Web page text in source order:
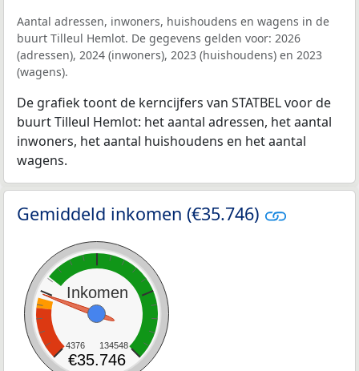
Aantal adressen, inwoners, huishoudens en wagens in de
buurt Tilleul Hemlot. De gegevens gelden voor: 2026
(adressen), 2024 (inwoners), 2023 (huishoudens) en 2023
(wagens).
De grafiek toont de kerncijfers van STATBEL voor de
buurt Tilleul Hemlot: het aantal adressen, het aantal
inwoners, het aantal huishoudens en het aantal
wagens.
Gemiddeld inkomen (€35.746)
Inkomen
4376 134548
€35.746